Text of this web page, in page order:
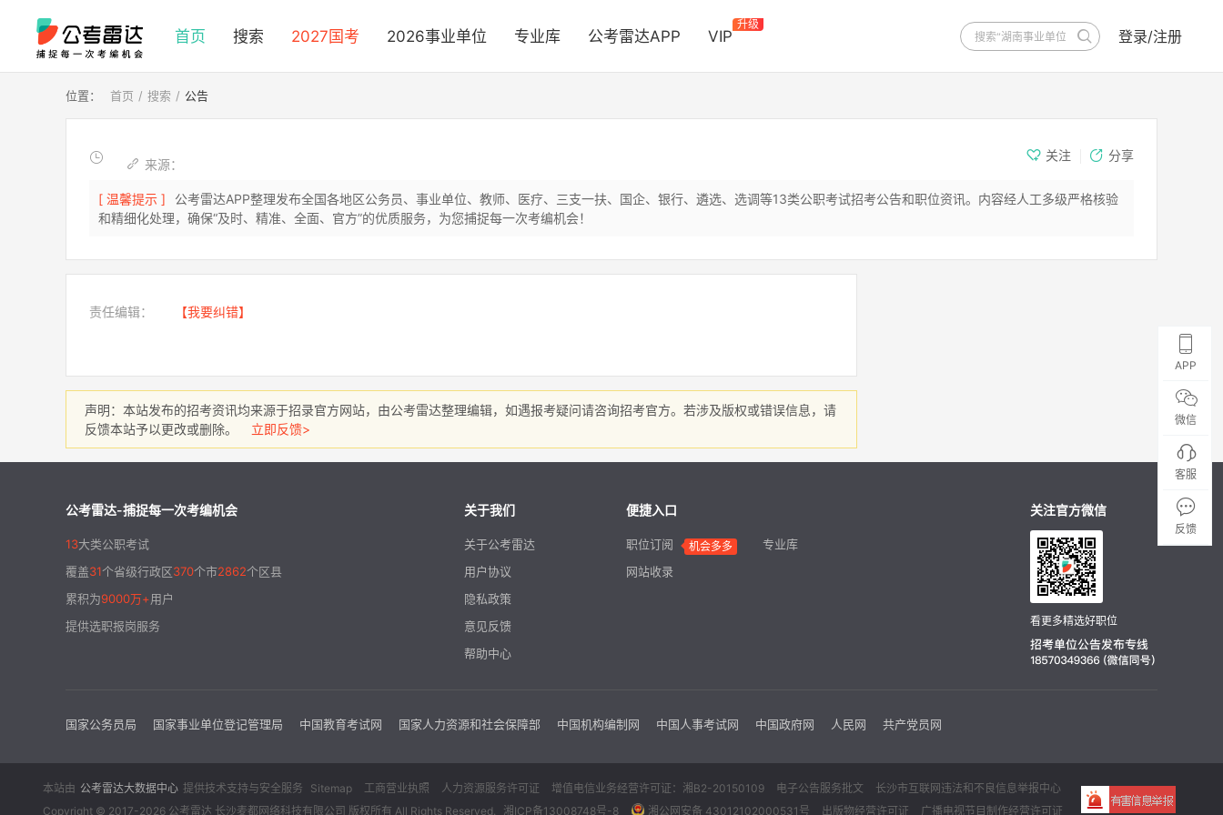
首页 搜索 2027国考 2026事业单位 专业库 公考雷达APP VIP
升级
登录/注册
位置： 首页 搜索 公告
关注 分享
来源：
[ 温馨提示 ]
公考雷达APP整理发布全国各地区公务员、事业单位、教师、医疗、三支一扶、国企、银行、遴选、选调等13类公职考试招考公告和职位资讯。内容经人工多级严格核验
和精细化处理，确保“及时、精准、全面、官方”的优质服务，为您捕捉每一次考编机会！
责任编辑： 【我要纠错】
声明：本站发布的招考资讯均来源于招录官方网站，由公考雷达整理编辑，如遇报考疑问请咨询招考官方。若涉及版权或错误信息，请
反馈本站予以更改或删除。
立即反馈>
公考雷达-捕捉每一次考编机会
13大类公职考试
覆盖31个省级行政区370个市2862个区县
累积为9000万+用户
提供选职报岗服务
关于我们
关于公考雷达
用户协议
隐私政策
意见反馈
帮助中心
便捷入口
职位订阅
专业库
网站收录
关注官方微信
看更多精选好职位
国家公务员局 国家事业单位登记管理局 中国教育考试网 国家人力资源和社会保障部 中国机构编制网 中国人事考试网 中国政府网 人民网 共产党员网
本站由 公考雷达大数据中心 提供技术支持与安全服务 Sitemap 工商营业执照 人力资源服务许可证 增值电信业务经营许可证：湘B2-20150109 电子公告服务批文
长沙市互联网违法和不良信息举报中心
Copyright © 2017-2026 公考雷达 长沙麦都网络科技有限公司 版权所有 All Rights Reserved.
湘ICP备13008748号-8 湘公网安备 43012102000531号 出版物经营许可证 广播电视节目制作经营许可证
APP
微信
客服
反馈